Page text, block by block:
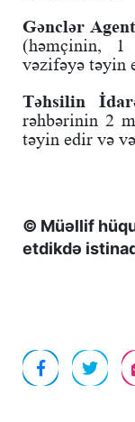
Gənclər
(həmçinin,
vəzifəyə təyin
Təhsilin
rəhbərinin 2
təyin edir və
© Müəllif
etdikdə